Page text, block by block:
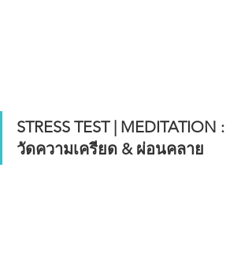
STRESS TEST | MEDITATION :
วัดความเครียด & ผ่อนคลาย